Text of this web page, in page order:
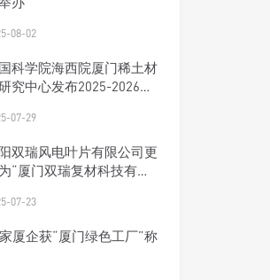
08-02
科学院海西院厦门稀土材
究中心发布2025-2026年
07-29
双瑞风电叶片有限公司更
“厦门双瑞复材科技有限
07-23
厦企获“厦门绿色工厂”称